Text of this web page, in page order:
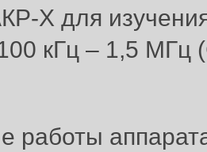
Х для
кГц – 1,5 МГц
работы